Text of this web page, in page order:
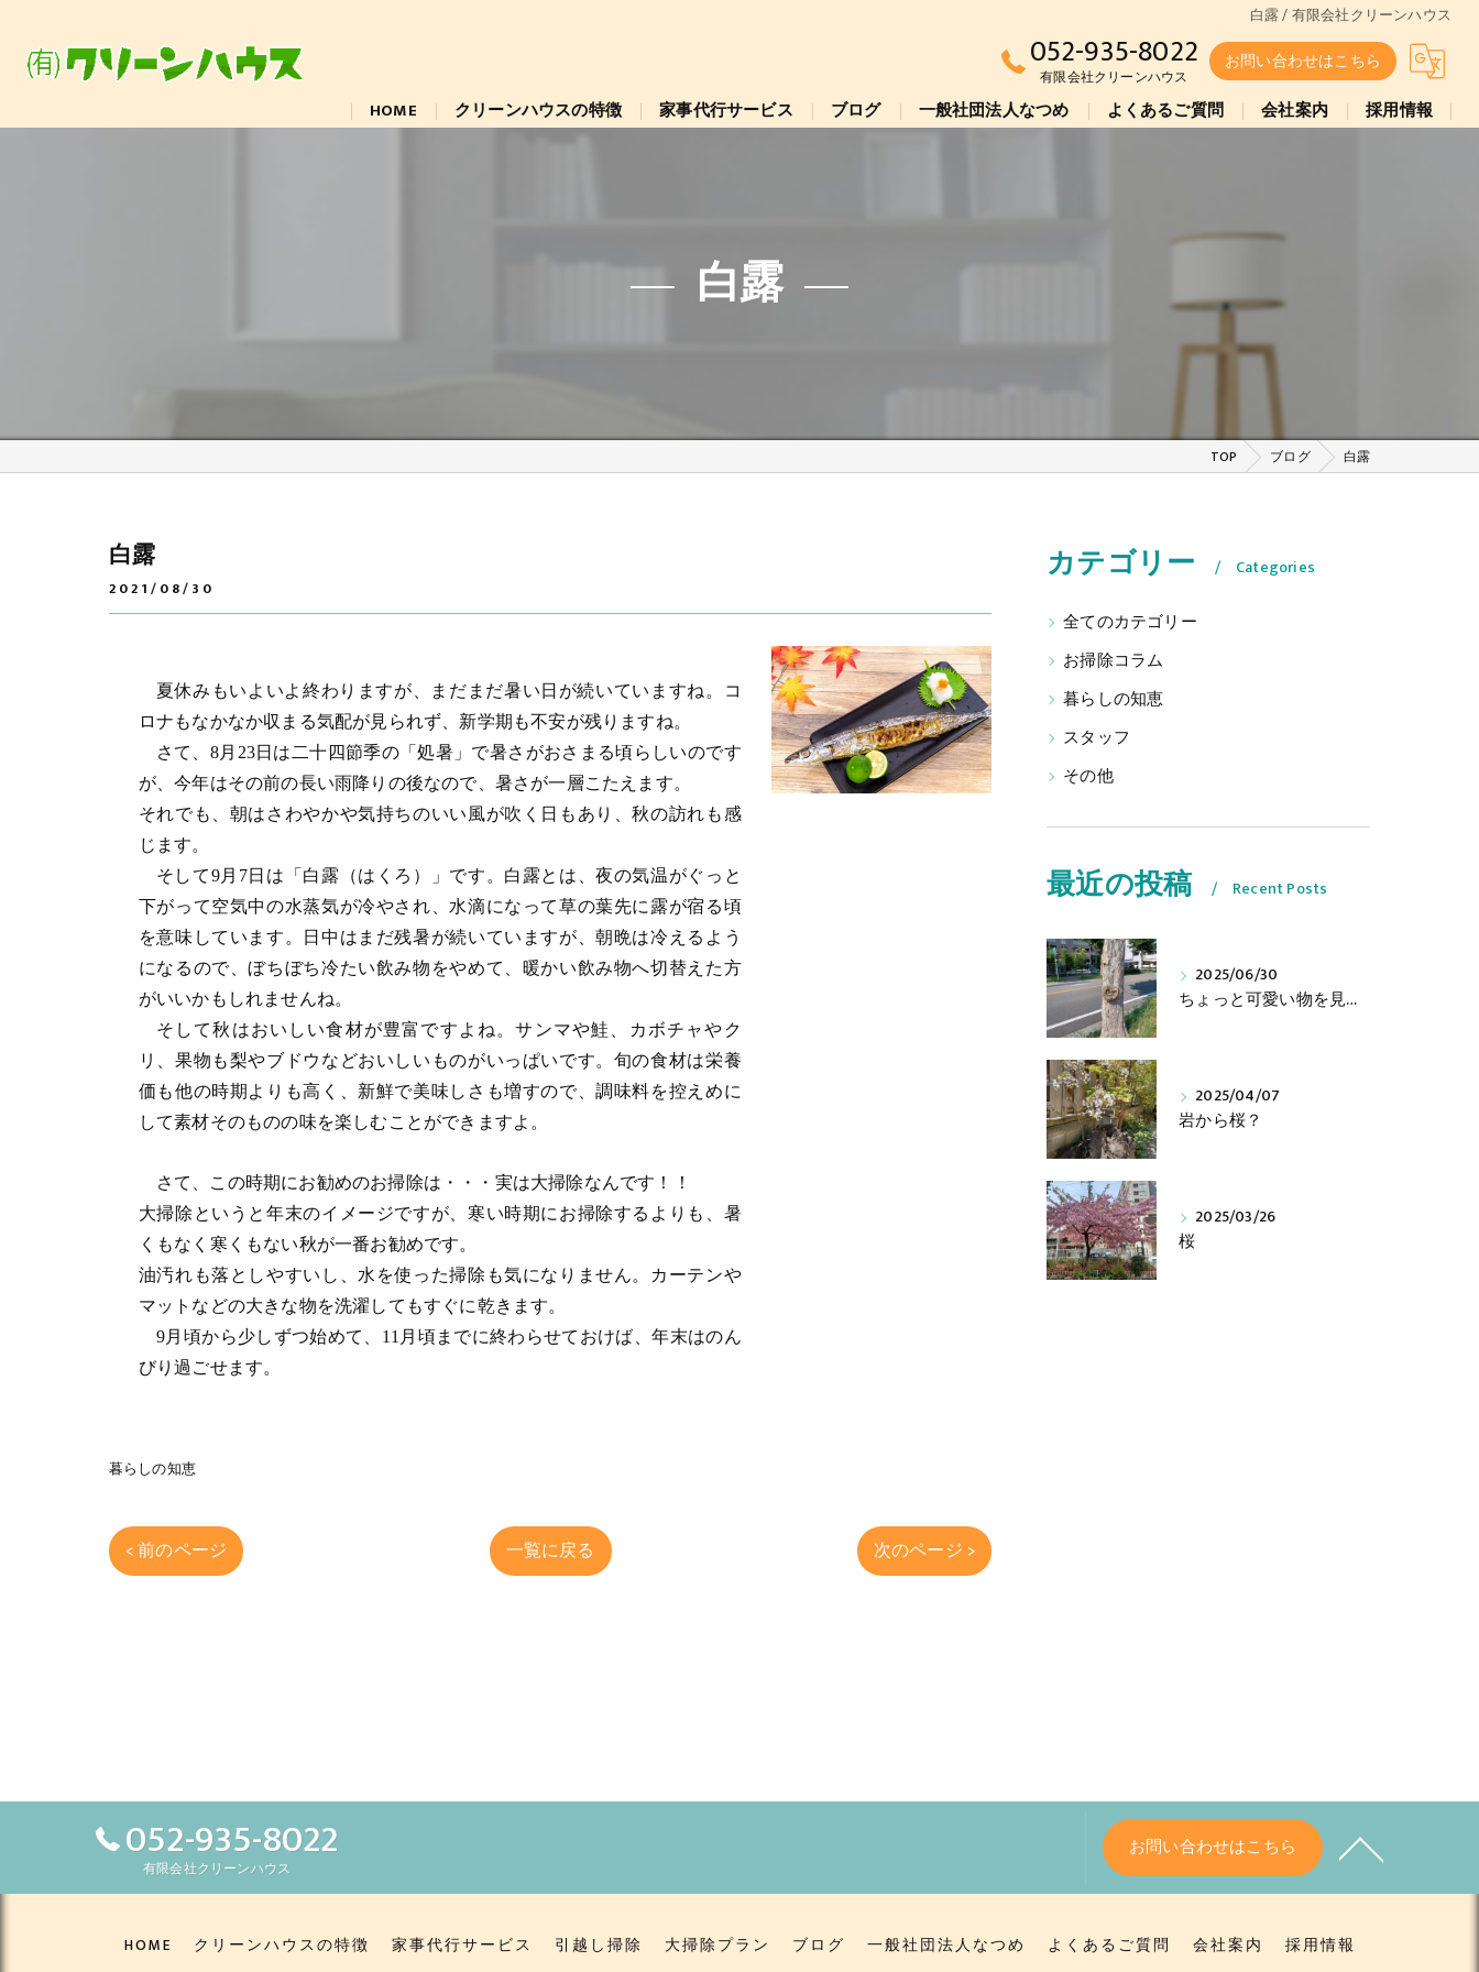
白露 / 有限会社クリーンハウス
052-935-8022
有限会社クリーンハウス
お問い合わせはこちら
HOME クリーンハウスの特徴 家事代行サービス ブログ 一般社団法人なつめ よくあるご質問 会社案内 採用情報
白露
TOP ブログ 白露
白露
2021/08/30
夏休みもいよいよ終わりますが、まだまだ暑い日が続いていますね。コ
ロナもなかなか収まる気配が見られず、新学期も不安が残りますね。
さて、8月23日は二十四節季の「処暑」で暑さがおさまる頃らしいのです
が、今年はその前の長い雨降りの後なので、暑さが一層こたえます。
それでも、朝はさわやかや気持ちのいい風が吹く日もあり、秋の訪れも感
じます。
そして9月7日は「白露（はくろ）」です。白露とは、夜の気温がぐっと
下がって空気中の水蒸気が冷やされ、水滴になって草の葉先に露が宿る頃
を意味しています。日中はまだ残暑が続いていますが、朝晩は冷えるよう
になるので、ぼちぼち冷たい飲み物をやめて、暖かい飲み物へ切替えた方
がいいかもしれませんね。
そして秋はおいしい食材が豊富ですよね。サンマや鮭、カボチャやク
リ、果物も梨やブドウなどおいしいものがいっぱいです。旬の食材は栄養
価も他の時期よりも高く、新鮮で美味しさも増すので、調味料を控えめに
して素材そのものの味を楽しむことができますよ。
さて、この時期にお勧めのお掃除は・・・実は大掃除なんです！！
大掃除というと年末のイメージですが、寒い時期にお掃除するよりも、暑
くもなく寒くもない秋が一番お勧めです。
油汚れも落としやすいし、水を使った掃除も気になりません。カーテンや
マットなどの大きな物を洗濯してもすぐに乾きます。
9月頃から少しずつ始めて、11月頃までに終わらせておけば、年末はのん
びり過ごせます。
暮らしの知恵
< 前のページ 一覧に戻る 次のページ >
カテゴリー Categories
全てのカテゴリー
お掃除コラム
暮らしの知恵
スタッフ
その他
最近の投稿 Recent Posts
2025/06/30
ちょっと可愛い物を見つけました!
2025/04/07
岩から桜？
2025/03/26
桜
052-935-8022
有限会社クリーンハウス
お問い合わせはこちら
HOME クリーンハウスの特徴 家事代行サービス 引越し掃除 大掃除プラン ブログ 一般社団法人なつめ よくあるご質問 会社案内
採用情報